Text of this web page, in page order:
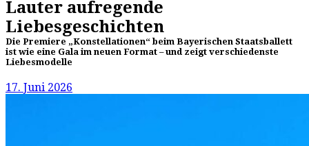
Lauter aufregende
Liebesgeschichten
Die Premiere „Konstellationen“ beim Bayerischen Staatsballett
ist wie eine Gala im neuen Format – und zeigt verschiedenste
Liebesmodelle
17. Juni 2026